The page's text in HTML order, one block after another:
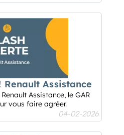
Renault Assistance
Assistance, le GAR
vous faire agréer.
04-02-2026